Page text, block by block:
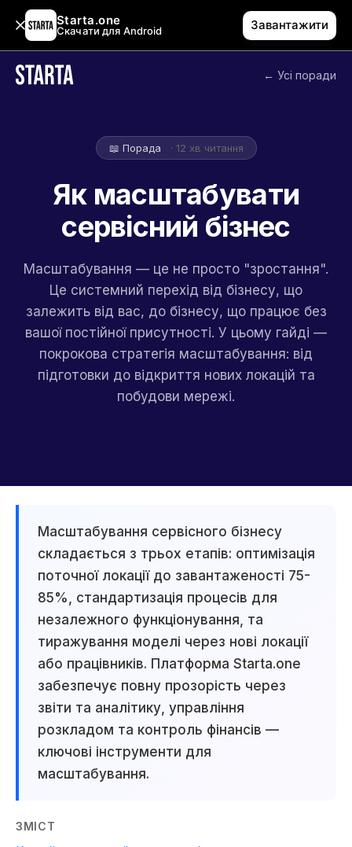
Starta.one
Скачати для Android Завантажити
← Усі поради
📖 Порада · 12 хв читання
Як масштабувати
сервісний бізнес
Масштабування — це не просто "зростання".
Це системний перехід від бізнесу, що
залежить від вас, до бізнесу, що працює без
вашої постійної присутності. У цьому гайді —
покрокова стратегія масштабування: від
підготовки до відкриття нових локацій та
побудови мережі.
Масштабування сервісного бізнесу
складається з трьох етапів: оптимізація
поточної локації до завантаженості 75-
85%, стандартизація процесів для
незалежного функціонування, та
тиражування моделі через нові локації
або працівників. Платформа Starta.one
забезпечує повну прозорість через
звіти та аналітику, управління
розкладом та контроль фінансів —
ключові інструменти для
масштабування.
ЗМІСТ